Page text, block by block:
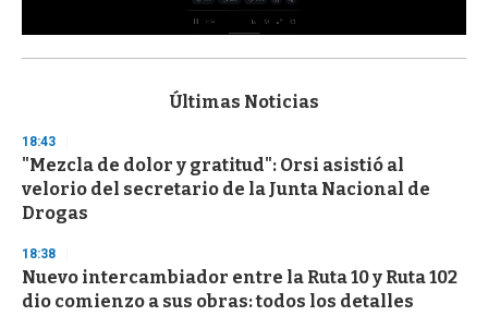
s
d
s
o
f
3
s
e
c
o
Últimas Noticias
18:43
"Mezcla de dolor y gratitud": Orsi asistió al
velorio del secretario de la Junta Nacional de
Drogas
18:38
Nuevo intercambiador entre la Ruta 10 y Ruta 102
dio comienzo a sus obras: todos los detalles